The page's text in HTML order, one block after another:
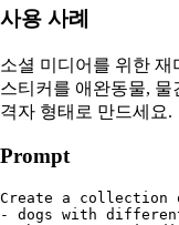
사용 사례
소셜 미디어를 위한
스티커를 애완동물,
격자 형태로 만드세요.
Prompt
Create a collection
- dogs with